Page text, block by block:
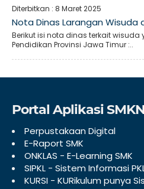
Diterbitkan : 8 Maret 2025
Nota Dinas Larangan Wisuda
Berikut isi nota dinas terkait wisuda
Pendidikan Provinsi Jawa Timur :..
Portal Aplikasi
Perpustakaan Digital
E-Raport SMK
ONKLAS - E-Learning SMK
SIPKL - Sistem Informasi
KURSI - KURikulum punya